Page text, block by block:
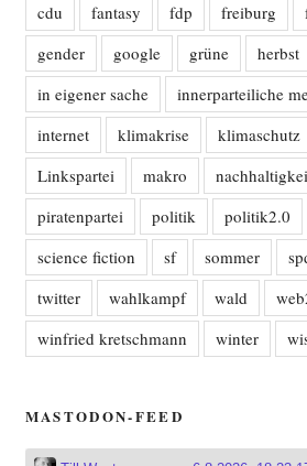
cdu
fantasy fdp freiburg
gender
google grüne herbst
in eigener sache
innerparteiliche
internet
klimakrise klimaschutz
Linkspartei
makro
piratenpartei
politik politik2.0
science fiction
sf sommer
twitter
wahlkampf wald
winfried kretschmann
winter
MASTODON-FEED